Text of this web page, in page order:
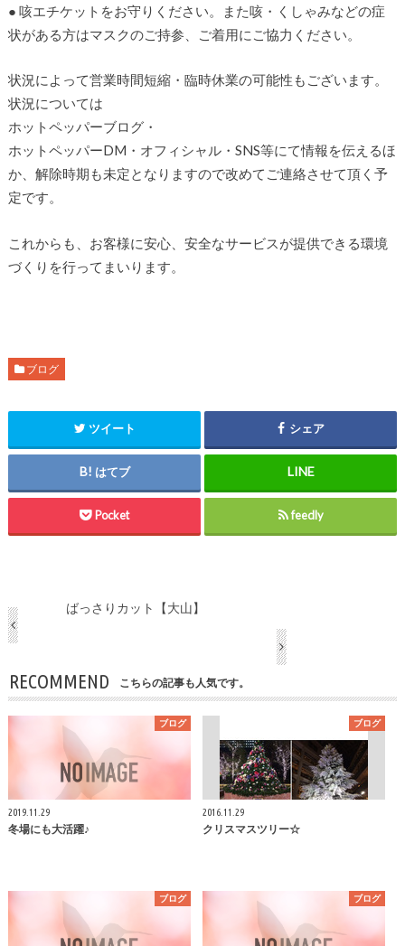
● 咳エチケットをお守りください。また咳・くしゃみなどの症
状がある方はマスクのご持参、ご着用にご協力ください。
状況によって営業時間短縮・臨時休業の可能性もございます。
状況については
ホットペッパーブログ・
ホットペッパーDM・オフィシャル・SNS等にて情報を伝えるほ
か、解除時期も未定となりますので改めてご連絡させて頂く予
定です。
これからも、お客様に安心、安全なサービスが提供できる環境
づくりを行ってまいります。
ブログ
ツイート シェア
はてブ
Pocket feedly
ばっさりカット【大山】
RECOMMEND こちらの記事も人気です。
ブログ
2019.11.29
冬場にも大活躍♪
ブログ
2016.11.29
クリスマスツリー☆
ブログ ブログ